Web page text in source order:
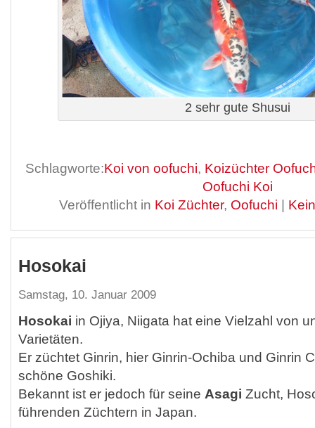
2 sehr gute Shusui
Schlagworte:Koi von oofuchi, Koizüchter
Oofuchi Koi
Veröffentlicht in Koi Züchter, Oofuchi
Hosokai
Samstag, 10. Januar 2009
Hosokai in Ojiya, Niigata hat eine Vielzahl von
Varietäten.
Er züchtet Ginrin, hier Ginrin-Ochiba und Ginrin
schöne Goshiki.
Bekannt ist er jedoch für seine Asagi Zucht,
führenden Züchtern in Japan.